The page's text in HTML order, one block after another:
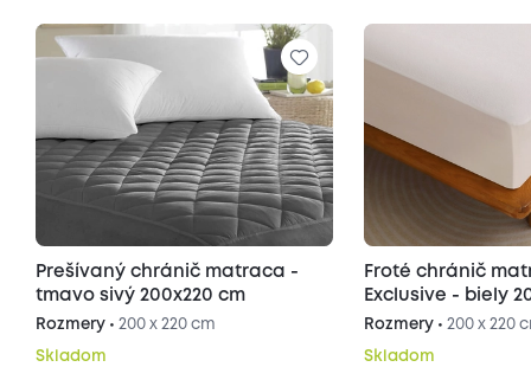
Prešívaný chránič matraca -
tmavo sivý 200x220 cm
Rozmery • 200 x 220 cm
Skladom
Froté chránič
Exclusive - biely
Rozmery •200 x 220
Skladom